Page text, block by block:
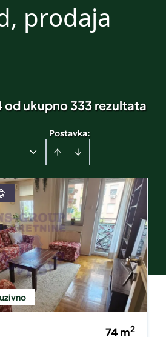
prodaja
od ukupno 333 rezultata
Postavka:
74m2